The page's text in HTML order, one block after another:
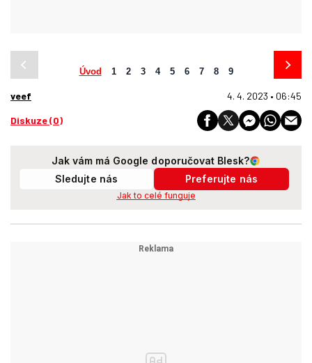
Úvod 1 2 3 4 5 6 7 8 9
veef 4. 4. 2023 • 06:45
Diskuze (0)
Jak vám má Google doporučovat Blesk?
Sledujte nás
Preferujte nás
Jak to celé funguje